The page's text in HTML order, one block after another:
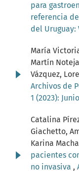
para
referencia
del Uruguay:
María
Martín
Vázquez,
Archivos de
1 (2023): Junio
Catalina
Giachetto,
Karina
pacientes
no invasiva ,